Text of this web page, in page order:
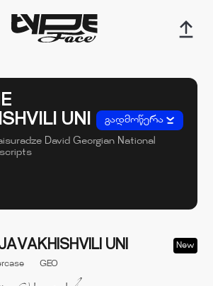
UNI
გადმოწერა
David Georgian National
UNI New
GEO